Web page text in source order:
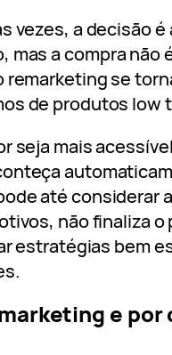
vezes, a decisão
mas a compra não
remarketing se
de produtos low
seja mais
até considerar
não finaliza
estratégias bem
e